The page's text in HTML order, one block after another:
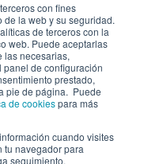
con fines
la web y su seguridad.
de terceros con la
web. Puede aceptarlas
las necesarias,
de configuración
prestado,
pie de página. Puede
de cookiespara más
cuando visites
tu navegador para
seguimiento.